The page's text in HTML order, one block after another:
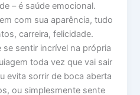
– é saúde emocional.
com sua aparência, tudo
carreira, felicidade.
sentir incrível na própria
toda vez que vai sair
evita sorrir de boca aberta
ou simplesmente sente